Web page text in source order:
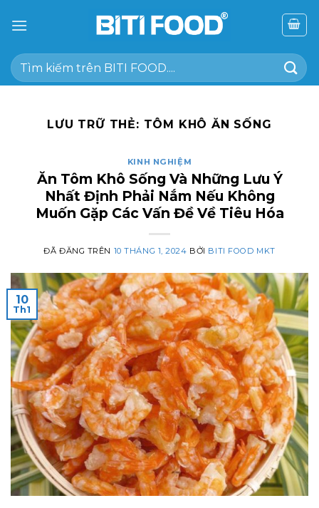
đến
dung
Tìm
kiếm:
LƯU TRỮ THẺ: TÔM KHÔ ĂN SỐNG
KINH NGHIỆM
Ăn Tôm Khô Sống Và Những Lưu Ý
Nhất Định Phải Nắm Nếu Không
Muốn Gặp Các Vấn Đề Về Tiêu Hóa
ĐÃ ĐĂNG TRÊN 10 THÁNG 1, 2024 BỞI BITI FOOD MKT
10
Th1